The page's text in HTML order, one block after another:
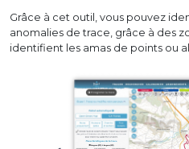
Grâce à cet outil, vous pouvez
anomalies de trace, grâce à des
identifient les amas de points ou